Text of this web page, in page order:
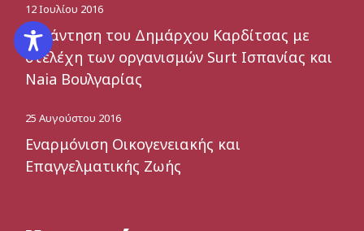
12 Ιουλίου 2016
Συνάντηση του Δημάρχου Καρδίτσας με
στελέχη των οργανισμών Surt Ισπανίας και
Naia Βουλγαρίας
25 Αυγούστου 2016
Εναρμόνιση Οικογενειακής και
Επαγγελματικής Ζωής